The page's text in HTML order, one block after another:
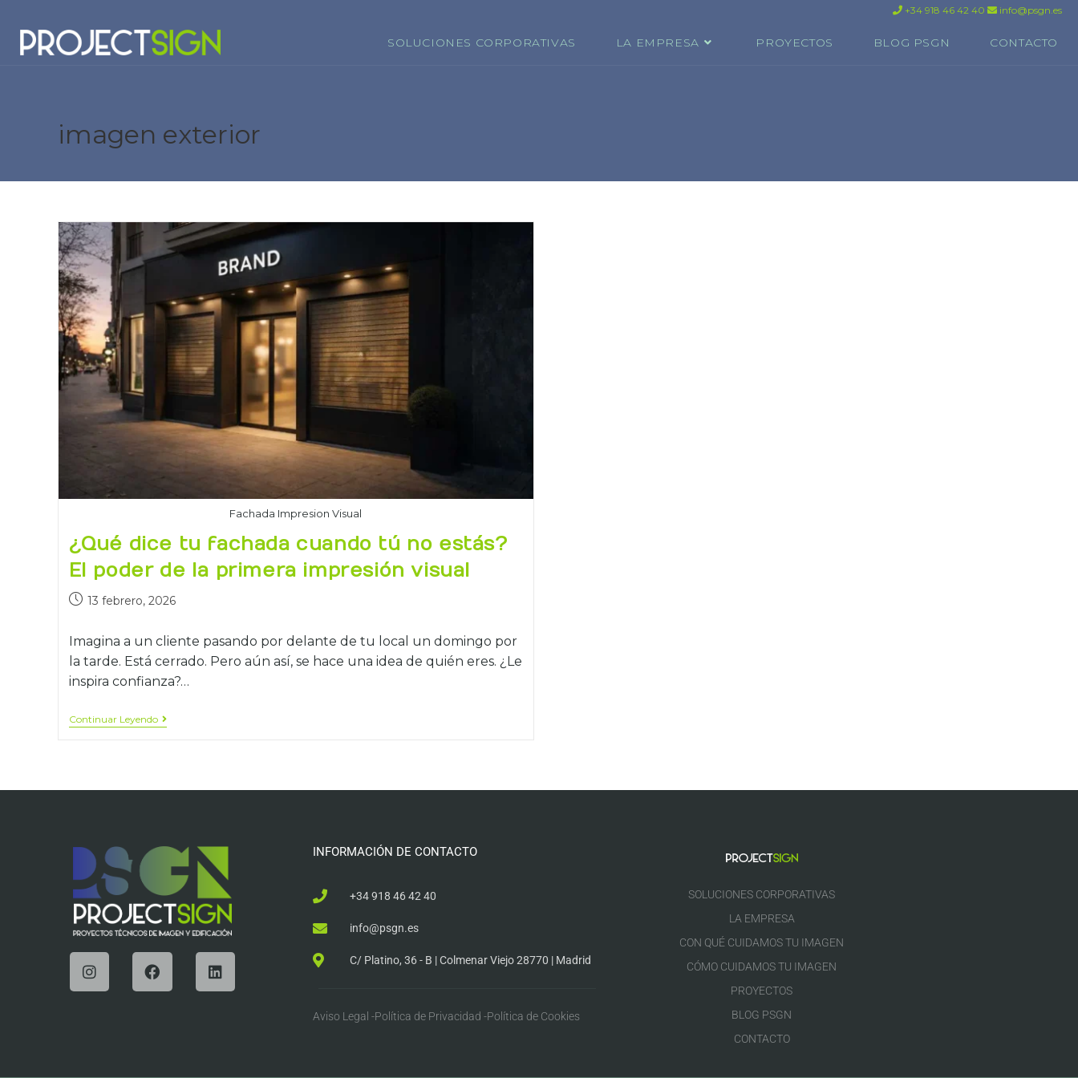
+34 918 46 42 40 info@psgn.es
SOLUCIONES CORPORATIVAS LA EMPRESA PROYECTOS BLOG PSGN CONTACTO
imagen exterior
Fachada Impresion Visual
¿Qué dice tu fachada cuando tú no estás?
El poder de la primera impresión visual
13 febrero, 2026
Imagina a un cliente pasando por delante de tu local un domingo por
la tarde. Está cerrado. Pero aún así, se hace una idea de quién eres. ¿Le
inspira confianza?…
Continuar Leyendo
INFORMACIÓN DE CONTACTO
+34 918 46 42 40
info@psgn.es
C/ Platino, 36 - B | Colmenar Viejo 28770 | Madrid
Aviso Legal -Política de Privacidad -Política de Cookies
SOLUCIONES CORPORATIVAS
LA EMPRESA
CON QUÉ CUIDAMOS TU IMAGEN
CÓMO CUIDAMOS TU IMAGEN
PROYECTOS
BLOG PSGN
CONTACTO